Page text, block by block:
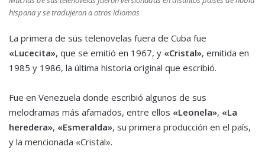
hispana y se tradujeron a otros idiomas
La primera de sus telenovelas fuera de Cuba fue
«Lucecita», que se emitió en 1967, y «Cristal», emitida en
1985 y 1986, la última historia original que escribió.
Fue en Venezuela donde escribió algunos de sus
melodramas más afamados, entre ellos «Leonela», «La
heredera», «Esmeralda», su primera producción en el país,
y la mencionada «Cristal».